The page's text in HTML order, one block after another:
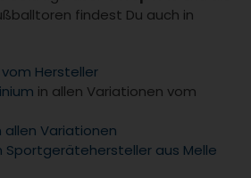
findest Du auch in
Hersteller
in allen Variationen vom
allen Variationen
Sportgerätehersteller aus Melle